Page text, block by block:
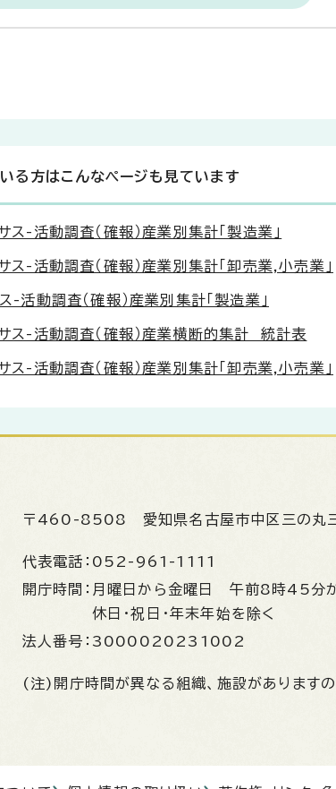
る方はこんなページも見ています
-活動調査（確報）産業別集計「製造業」
-活動調査（確報）産業別集計「卸売業,小売業」
動調査（確報）産業別集計「製造業」
-活動調査（確報）産業横断的集計 統計表
-活動調査（確報）産業別集計「卸売業,小売業」
〒460-8508 愛知県名古屋市中区三の丸
代表電話： 052-961-1111
開庁時間： 月曜日から金曜日 午前8時45分
休日・祝日・年末年始を除く
法人番号： 3000020231002
(注)開庁時間が異なる組織、施設があります